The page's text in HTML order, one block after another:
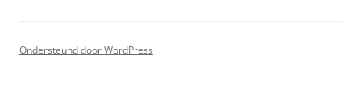
Ondersteund door WordPress